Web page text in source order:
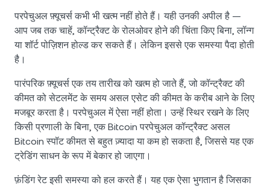
परपेचुअल फ़्यूचर्स कभी भी खत्म नहीं होते हैं। यही उनकी अपील है —
आप जब तक चाहें, कॉन्ट्रैक्ट के रोलओवर होने की चिंता किए बिना, लॉन्ग
या शॉर्ट पोज़िशन होल्ड कर सकते हैं। लेकिन इससे एक समस्या पैदा होती
है।
पारंपरिक फ़्यूचर्स एक तय तारीख को खत्म हो जाते हैं, जो कॉन्ट्रैक्ट की
कीमत को सेटलमेंट के समय असल एसेट की कीमत के करीब आने के लिए
मजबूर करता है। परपेचुअल में ऐसा नहीं होता। उन्हें स्थिर रखने के लिए
किसी प्रणाली के बिना, एक Bitcoin परपेचुअल कॉन्ट्रैक्ट असल
Bitcoin स्पॉट कीमत से बहुत ज़्यादा या कम हो सकता है, जिससे यह एक
ट्रेडिंग साधन के रूप में बेकार हो जाएगा।
फ़ंडिंग रेट इसी समस्या को हल करते हैं। यह एक ऐसा भुगतान है जिसका